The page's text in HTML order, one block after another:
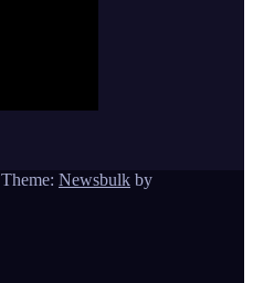
Theme: Newsbulk by